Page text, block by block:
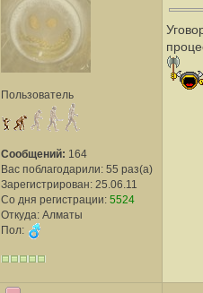
Пользователь
Сообщений: 164
Вас поблагодарили: 55 раз(а)
Зарегистрирован: 25.06.11
Со дня регистрации: 5524
Откуда: Алматы
Пол: